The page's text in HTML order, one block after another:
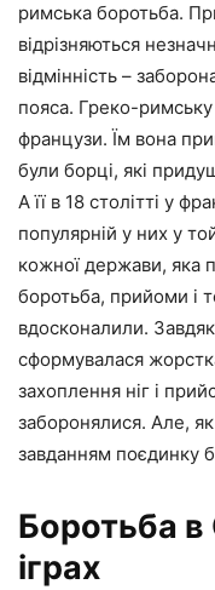
римська боротьба.
відрізняються
відмінність –
пояса. Греко-
французи. Їм вона
були борці, які
А її в 18 столітті у
популярній у них у
кожної держави, яка
боротьба, прийоми і
вдосконалили.
сформувалася
захоплення ніг і
заборонялися. Але, як
завданням поєдинку
Боротьба в
іграх